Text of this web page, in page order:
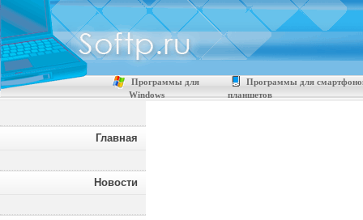
Программы для
Windows
Программы для
планшетов
Главная
Новости